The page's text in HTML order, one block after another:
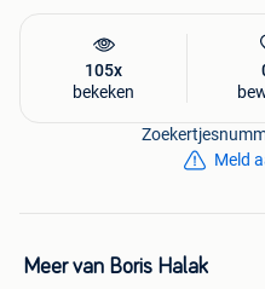
105x
bekeken
Meld
Meer van Boris Halak